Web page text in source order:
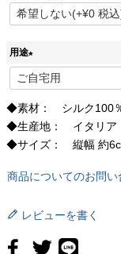
用途
(
必
須
)
◆素材： シルク100
◆生産地： イタリア
◆サイズ： 縦幅 約
商品についてのお問い
レビューを書く